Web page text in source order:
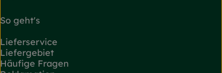
So geht's
Lieferservice
Liefergebiet
Häufige Fragen